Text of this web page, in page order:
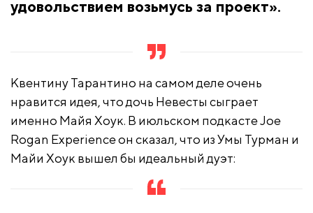
удовольствием возьмусь за проект».
Квентину Тарантино на самом деле очень
нравится идея, что дочь Невесты сыграет
именно Майя Хоук. В июльском подкасте Joe
Rogan Experience он сказал, что из Умы Турман и
Майи Хоук вышел бы идеальный дуэт: